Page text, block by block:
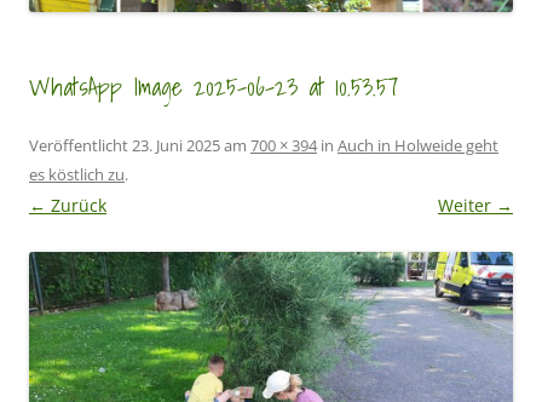
WhatsApp Image 2025-06-23 at 10.53.57
Veröffentlicht23. Juni 2025am 700 × 394in Auch in Holweide geht
es köstlich zu.
← Zurück Weiter →